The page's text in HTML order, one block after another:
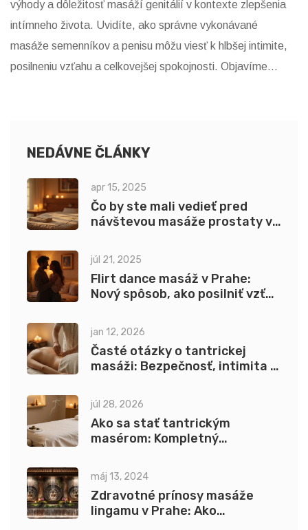
výhody a dôležitosť masáží genitálií v kontexte zlepšenia
intímneho života. Uvidíte, ako správne vykonávané
masáže semenníkov a penisu môžu viesť k hlbšej intimite,
posilneniu vzťahu a celkovejšej spokojnosti. Objavíme
NEDÁVNE ČLÁNKY
apr 15, 2025
Čo by ste mali vedieť pred
návštevou masáže prostaty v
júl 21, 2025
Flirt dance masáž v Prahe:
Nový spôsob, ako posilniť vzťah
jan 12, 2026
Časté otázky o tantrickej
masáži: Bezpečnosť, intimita a
júl 28, 2026
Ako sa stať tantrickým
masérom: Kompletný
certifikáciou a praxou
máj 13, 2024
Zdravotné prínosy masáže
lingamu v Prahe: Ako